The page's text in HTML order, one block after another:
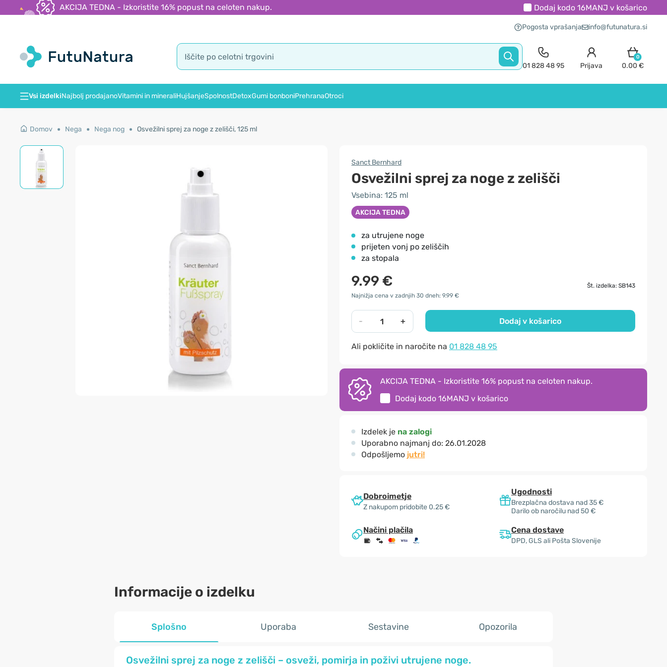
AKCIJA TEDNA - Izkoristite 16% popust na celoten nakup. Dodaj kodo 16MANJ v košarico
Pogosta vprašanja info@futunatura.si
01 828 48 95 Prijava
0
0.00 €
Vsi izdelkiNajbolj prodajanoVitamini in mineraliHujšanjeSpolnostDetoxGumi bonboniPrehranaOtroci
Domov Nega Nega nog Osvežilni sprej za noge z zelišči, 125 ml
Sanct Bernhard
Osvežilni sprej za noge z zelišči
Vsebina: 125 ml
AKCIJA TEDNA
za utrujene noge
prijeten vonj po zeliščih
za stopala
9.99 €
Št. izdelka: SB143
Najnižja cena v zadnjih 30 dneh: 9.99 €
- + Dodaj v košarico
Ali pokličite in naročite na 01 828 48 95
AKCIJA TEDNA - Izkoristite 16% popust na celoten nakup.
Dodaj kodo 16MANJ v košarico
Izdelek je na zalogi
Uporabno najmanj do: 26.01.2028
Odpošljemo jutri!
Dobroimetje
Z nakupom pridobite 0.25 €
Ugodnosti
Brezplačna dostava nad 35 €
Darilo ob naročilu nad 50 €
Načini plačila Cena dostave
DPD, GLS ali Pošta Slovenije
Informacije o izdelku
Splošno Uporaba Sestavine Opozorila
Osvežilni sprej za noge z zelišči – osveži, pomirja in poživi utrujene noge.